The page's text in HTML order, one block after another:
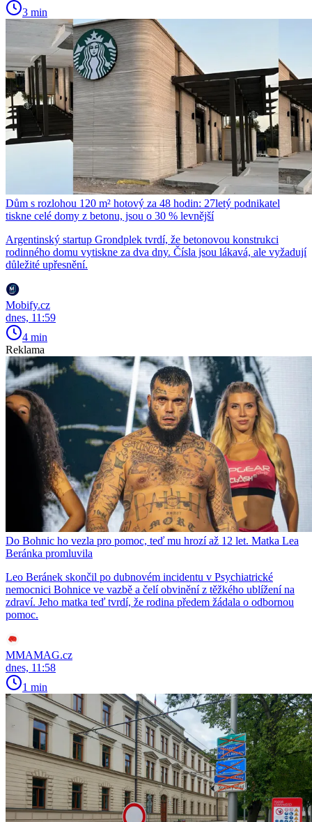
3 min
Dům s rozlohou 120 m² hotový za 48 hodin: 27letý podnikatel
tiskne celé domy z betonu, jsou o 30 % levnější
Argentinský startup Grondplek tvrdí, že betonovou konstrukci
rodinného domu vytiskne za dva dny. Čísla jsou lákavá, ale vyžadují
důležité upřesnění.
Mobify.cz
dnes, 11:59
4 min
Reklama
Do Bohnic ho vezla pro pomoc, teď mu hrozí až 12 let. Matka Lea
Beránka promluvila
Leo Beránek skončil po dubnovém incidentu v Psychiatrické
nemocnici Bohnice ve vazbě a čelí obvinění z těžkého ublížení na
zdraví. Jeho matka teď tvrdí, že rodina předem žádala o odbornou
pomoc.
MMAMAG.cz
dnes, 11:58
1 min